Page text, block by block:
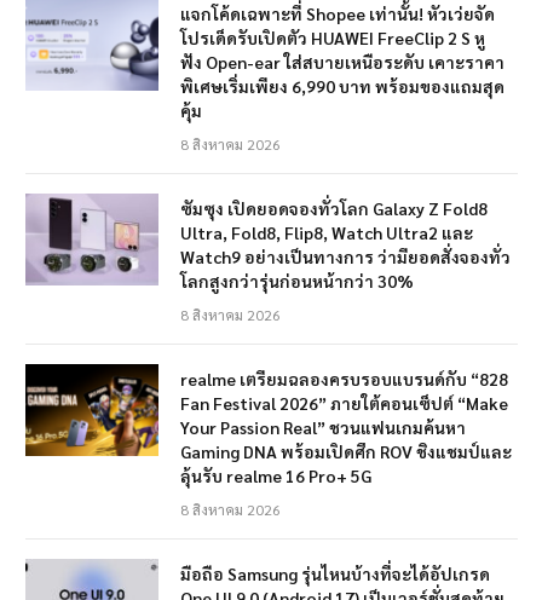
แจกโค้ดเฉพาะที่ Shopee เท่านั้น! หัวเว่ยจัด
โปรเด็ดรับเปิดตัว HUAWEI FreeClip 2 S หู
ฟัง Open-ear ใส่สบายเหนือระดับ เคาะราคา
พิเศษเริ่มเพียง 6,990 บาท พร้อมของแถมสุด
คุ้ม
8 สิงหาคม 2026
ซัมซุง เปิดยอดจองทั่วโลก Galaxy Z Fold8
Ultra, Fold8, Flip8, Watch Ultra2 และ
Watch9 อย่างเป็นทางการ ว่ามียอดสั่งจองทั่ว
โลกสูงกว่ารุ่นก่อนหน้ากว่า 30%
8 สิงหาคม 2026
realme เตรียมฉลองครบรอบแบรนด์กับ “828
Fan Festival 2026” ภายใต้คอนเซ็ปต์ “Make
Your Passion Real” ชวนแฟนเกมค้นหา
Gaming DNA พร้อมเปิดศึก ROV ชิงแชมป์และ
ลุ้นรับ realme 16 Pro+ 5G
8 สิงหาคม 2026
มือถือ Samsung รุ่นไหนบ้างที่จะได้อัปเกรด